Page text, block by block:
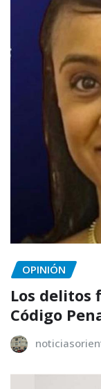
OPINIÓN
Los delitos
Código